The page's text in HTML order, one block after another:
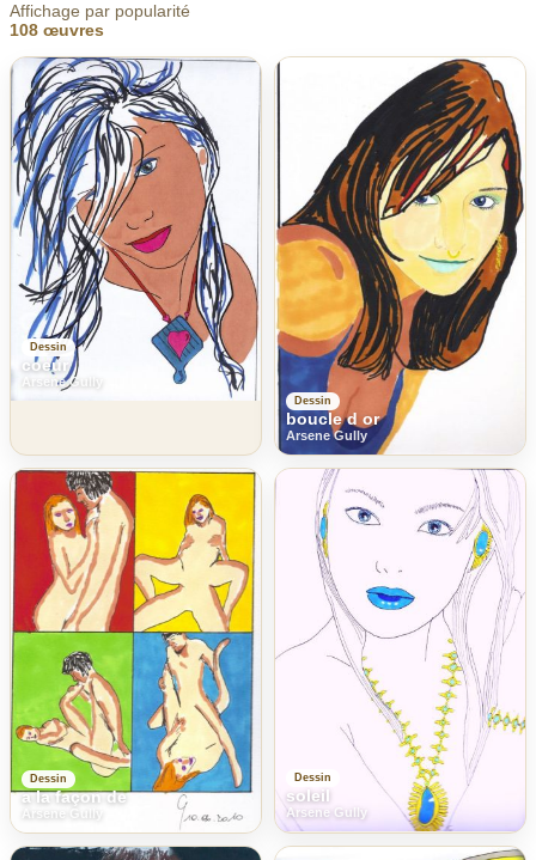
Affichage par popularité
108 œuvres
Dessin
coeur
Arsene Gully
Dessin
boucle d or
Arsene Gully
Dessin
a la façon de
Arsene Gully
Dessin
soleil
Arsene Gully